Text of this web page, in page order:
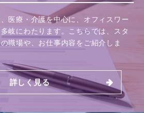
医療・介護を中心に、オフィスワー
岐にわたります。こちらでは、スタ
職場や、お仕事内容をご紹介しま
詳しく見る